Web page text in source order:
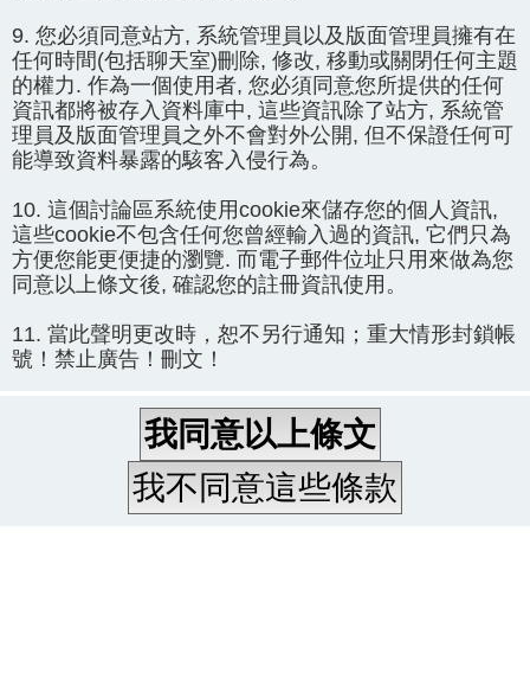
9. 您必須同意站方, 系統管理員以及版面管理員擁有在
任何時間(包括聊天室)刪除, 修改, 移動或關閉任何主題
的權力. 作為一個使用者, 您必須同意您所提供的任何
資訊都將被存入資料庫中, 這些資訊除了站方, 系統管
理員及版面管理員之外不會對外公開, 但不保證任何可
能導致資料暴露的駭客入侵行為。
10. 這個討論區系統使用cookie來儲存您的個人資訊,
這些cookie不包含任何您曾經輸入過的資訊, 它們只為
方便您能更便捷的瀏覽. 而電子郵件位址只用來做為您
同意以上條文後, 確認您的註冊資訊使用。
11. 當此聲明更改時，恕不另行通知；重大情形封鎖帳
號！禁止廣告！刪文！